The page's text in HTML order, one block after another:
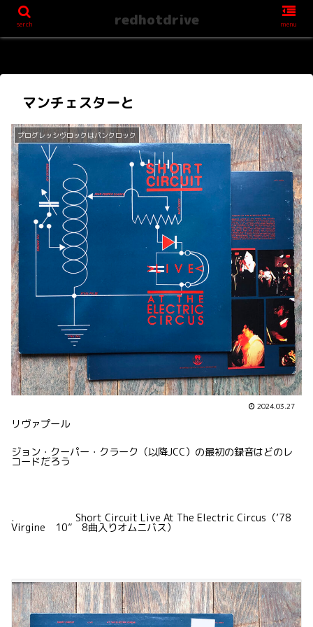
マンチェスターと
プログレッシヴロックはパンクロック
2024.03.27
リヴァプール
ジョン・クーパー・クラーク（以降JCC）の最初の録音はどのレ
コードだろう
. Short Circuit Live At The Electric Circus（’78
Virgine 10” 8曲入りオムニバス）
serch redhotdrive menu